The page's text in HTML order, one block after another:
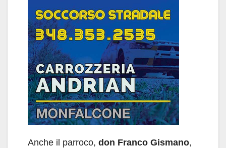
Anche il parroco, don Franco Gismano,